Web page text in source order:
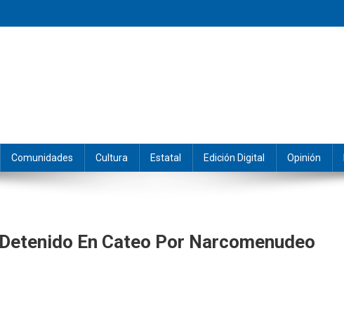
Comunidades Cultura Estatal Edición Digital Opinión
En Cateo Por Narcomenudeo